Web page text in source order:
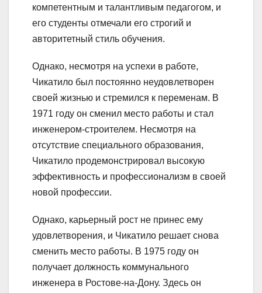
компетентным и талантливым педагогом, и
его студенты отмечали его строгий и
авторитетный стиль обучения.
Однако, несмотря на успехи в работе,
Чикатило был постоянно неудовлетворен
своей жизнью и стремился к переменам. В
1971 году он сменил место работы и стал
инженером-строителем. Несмотря на
отсутствие специального образования,
Чикатило продемонстрировал высокую
эффективность и профессионализм в своей
новой профессии.
Однако, карьерный рост не принес ему
удовлетворения, и Чикатило решает снова
сменить место работы. В 1975 году он
получает должность коммунального
инженера в Ростове-на-Дону. Здесь он